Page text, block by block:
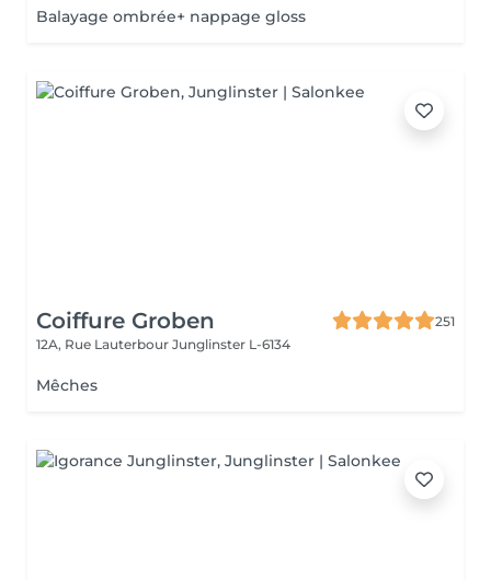
Balayage ombrée+ nappage gloss
Coiffure Groben
251
12A, Rue Lauterbour Junglinster L-6134
Mêches